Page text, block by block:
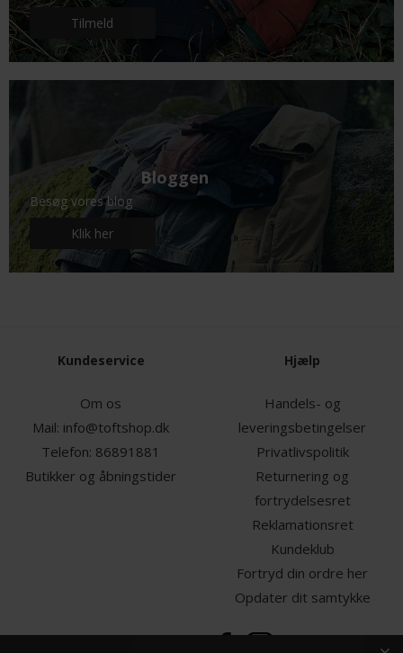
Tilmeld
Bloggen
Besøg vores blog
Klik her
Kundeservice
Om os
Mail: info@toftshop.dk
Telefon: 86891881
Butikker og åbningstider
Hjælp
Handels- og
leveringsbetingelser
Privatlivspolitik
Returnering og
fortrydelsesret
Reklamationsret
Kundeklub
Fortryd din ordre her
Opdater dit samtykke